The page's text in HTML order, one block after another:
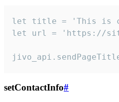
let title = 'This is
let url = 'https://
setContactInfo#